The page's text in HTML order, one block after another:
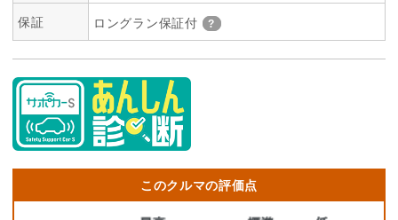
保証 ロングラン保証付
このクルマの評価点